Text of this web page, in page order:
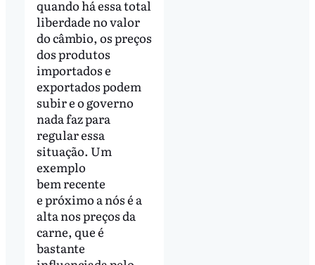
quando há essa total
liberdade no valor
do câmbio, os preços
dos produtos
importados e
exportados podem
subir e o governo
nada faz para
regular essa
situação. Um
exemplo
bem recente
e próximo a nós é a
alta nos preços da
carne, que é
bastante